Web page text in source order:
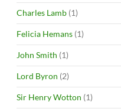
Charles Lamb (1)
Felicia Hemans (1)
John Smith (1)
Lord Byron (2)
Sir Henry Wotton (1)